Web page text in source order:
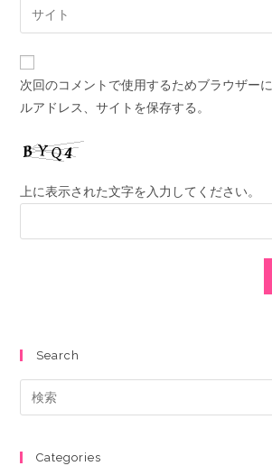
次回のコメントで使用するためブラウザー
ルアドレス、サイトを保存する。
上に表示された文字を入力してください。
Search
Categories